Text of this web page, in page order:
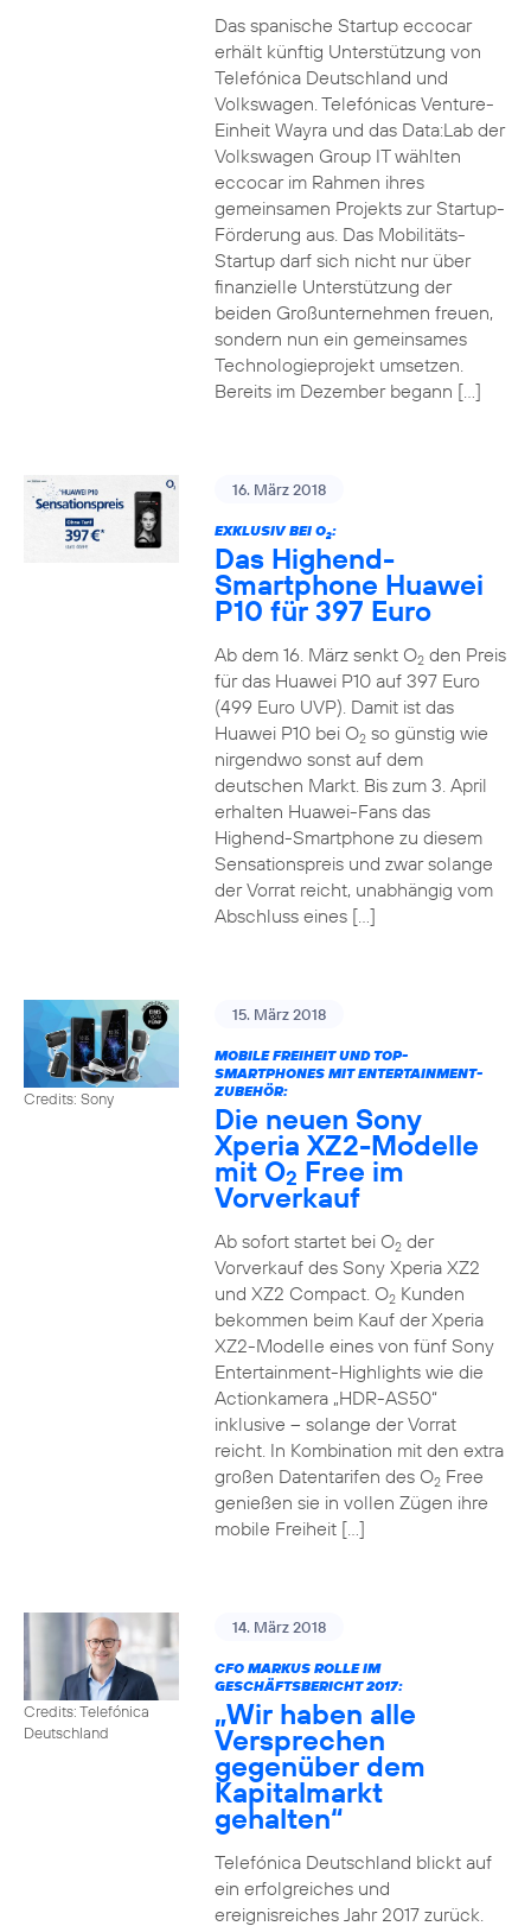
Das spanische Startup eccocar
erhält künftig Unterstützung von
Telefónica Deutschland und
Volkswagen. Telefónicas Venture-
Einheit Wayra und das Data:Lab der
Volkswagen Group IT wählten
eccocar im Rahmen ihres
gemeinsamen Projekts zur Startup-
Förderung aus. Das Mobilitäts-
Startup darf sich nicht nur über
finanzielle Unterstützung der
beiden Großunternehmen freuen,
sondern nun ein gemeinsames
Technologieprojekt umsetzen.
Bereits im Dezember begann […]
16. März 2018
EXKLUSIV BEI O2:
Das Highend-
Smartphone Huawei
P10 für 397 Euro
Ab dem 16. März senkt O2den Preis
für das Huawei P10 auf 397 Euro
(499 Euro UVP). Damit ist das
Huawei P10 bei O2so günstig wie
nirgendwo sonst auf dem
deutschen Markt. Bis zum 3. April
erhalten Huawei-Fans das
Highend-Smartphone zu diesem
Sensationspreis und zwar solange
der Vorrat reicht, unabhängig vom
Abschluss eines […]
Credits: Sony
15. März 2018
MOBILE FREIHEIT UND TOP-
SMARTPHONES MIT ENTERTAINMENT-
ZUBEHÖR:
Die neuen Sony
Xperia XZ2-Modelle
mit O2 Free im
Vorverkauf
Ab sofort startet bei O2der
Vorverkauf des Sony Xperia XZ2
und XZ2 Compact. O2Kunden
bekommen beim Kauf der Xperia
XZ2-Modelle eines von fünf Sony
Entertainment-Highlights wie die
Actionkamera „HDR-AS50“
inklusive – solange der Vorrat
reicht. In Kombination mit den extra
großen Datentarifen des O2Free
genießen sie in vollen Zügen ihre
mobile Freiheit […]
Credits: Telefónica
Deutschland
14. März 2018
CFO MARKUS ROLLE IM
GESCHÄFTSBERICHT 2017:
„Wir haben alle
Versprechen
gegenüber dem
Kapitalmarkt
gehalten“
Telefónica Deutschland blickt auf
ein erfolgreiches und
ereignisreiches Jahr 2017 zurück.